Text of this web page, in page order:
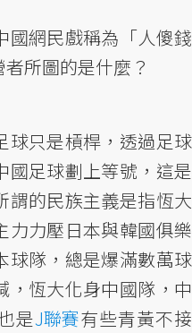
國網民戲稱為「人傻錢
所圖的是什麼？
球只是槓桿，透過足球
國足球劃上等號，這是
謂的民族主義是指恆大
力力壓日本與韓國俱樂
球隊，總是爆滿數萬球
，恆大化身中國隊，中
是J聯賽有些青黃不接